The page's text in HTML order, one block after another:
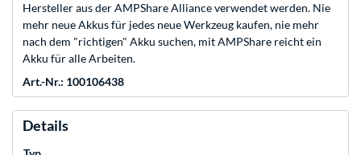
Hersteller aus der AMPShare Alliance verwendet werden. Nie
mehr neue Akkus für jedes neue Werkzeug kaufen, nie mehr
nach dem "richtigen" Akku suchen, mit AMPShare reicht ein
Akku für alle Arbeiten.
Art.-Nr.: 100106438
Details